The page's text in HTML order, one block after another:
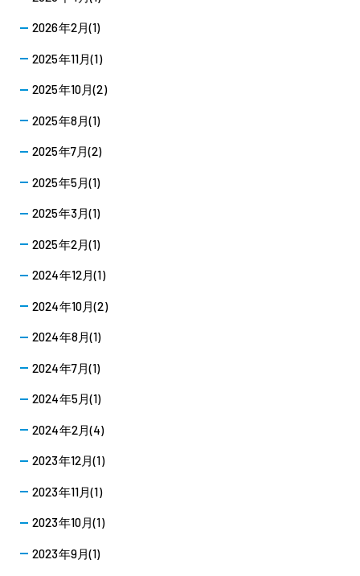
2026年2月(1)
2025年11月(1)
2025年10月(2)
2025年8月(1)
2025年7月(2)
2025年5月(1)
2025年3月(1)
2025年2月(1)
2024年12月(1)
2024年10月(2)
2024年8月(1)
2024年7月(1)
2024年5月(1)
2024年2月(4)
2023年12月(1)
2023年11月(1)
2023年10月(1)
2023年9月(1)